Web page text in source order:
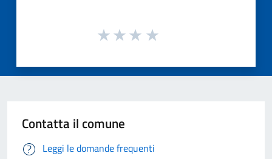
Contatta il comune
Leggi le domande frequenti